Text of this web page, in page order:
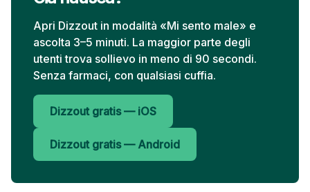
Apri Dizzout in modalità «Mi sento male» e
ascolta 3–5 minuti. La maggior parte degli
utenti trova sollievo in meno di 90 secondi.
Senza farmaci, con qualsiasi cuffia.
Dizzout gratis — iOS
Dizzout gratis — Android